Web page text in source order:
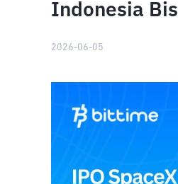
Indonesia
2026-06-05